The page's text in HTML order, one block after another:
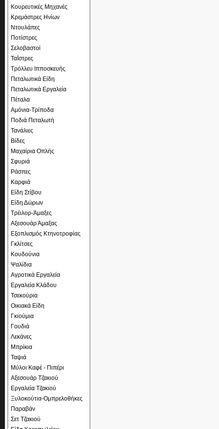
Κουρευτικές Μηχανές
Κρεμάστρες Ηνίων
Ντουλάπες
Ποτίστρες
Σελοβαστοί
ΤαΪστρες
Τρόλλευ Ιπποσκευής
Πεταλωτικά Είδη
Πεταλωτικά Εργαλεία
Πέταλα
Αμόνια-Τρίποδα
Ποδιά Πεταλωτή
Τανάλιες
Βίδες
Μαχαίρια Οπλής
Σφυριά
Ράσπες
Καρφιά
Είδη Στίβου
Είδη Δώρων
Τρέιλορ-Άμαξες
Αξεσουάρ Άμαξας
Εξοπλισμός Κτηνοτροφίας
Γκλίτσες
Κουδούνια
Ψαλίδια
Αγροτικά Εργαλεία
Εργαλεία Κλάδου
Τσεκούρια
Οικιακά Είδη
Γκιούμια
Γουδιά
Λεκάνες
Μπρίκια
Ταψιά
Μύλοι Καφέ - Πιπέρι
Αξεσουάρ Τζακιού
Εργαλεία Τζακιού
Ξυλοκούτια-Ομπρελοθήκες
Παραβάν
Σετ Τζακιού